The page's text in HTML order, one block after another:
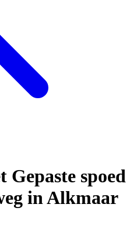
Gepaste spoed
in Alkmaar